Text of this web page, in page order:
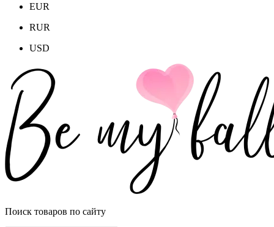
EUR
RUR
USD
Поиск товаров по сайту